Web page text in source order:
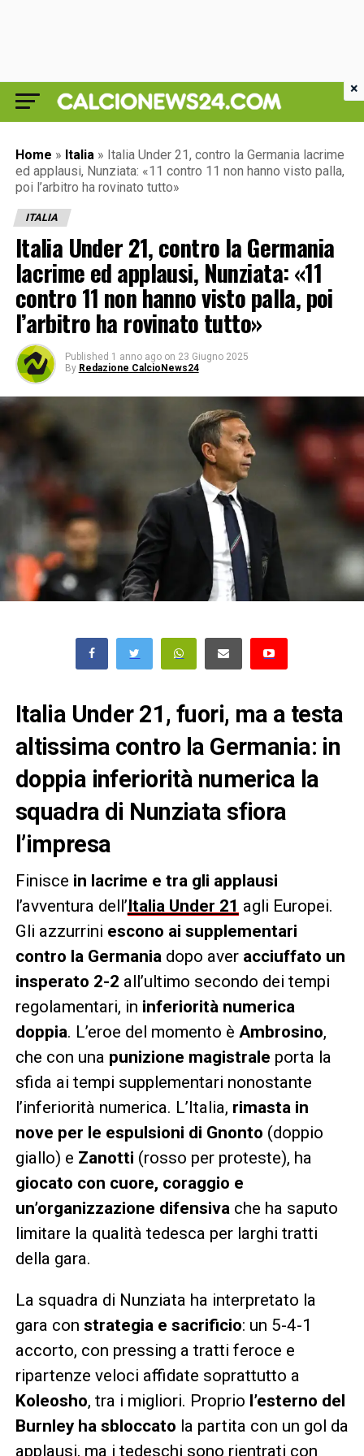
Home » Italia » Italia Under 21, contro la Germania lacrime
ed applausi, Nunziata: «11 contro 11 non hanno visto palla,
poi l’arbitro ha rovinato tutto»
ITALIA
Italia Under 21, contro la Germania
lacrime ed applausi, Nunziata: «11
contro 11 non hanno visto palla, poi
l’arbitro ha rovinato tutto»
Published 1 anno ago on 23 Giugno 2025
By Redazione CalcioNews24
Italia Under 21, fuori, ma a testa
altissima contro la Germania: in
doppia inferiorità numerica la
squadra di Nunziata sfiora
l’impresa
Finisce in lacrime e tra gli applausi
l’avventura dell’Italia Under 21 agli Europei.
Gli azzurrini escono ai supplementari
contro la Germania dopo aver acciuffato un
insperato 2-2 all’ultimo secondo dei tempi
regolamentari, in inferiorità numerica
doppia. L’eroe del momento è Ambrosino,
che con una punizione magistrale porta la
sfida ai tempi supplementari nonostante
l’inferiorità numerica. L’Italia, rimasta in
nove per le espulsioni di Gnonto (doppio
giallo) e Zanotti (rosso per proteste), ha
giocato con cuore, coraggio e
un’organizzazione difensiva che ha saputo
limitare la qualità tedesca per larghi tratti
della gara.
La squadra di Nunziata ha interpretato la
gara con strategia e sacrificio: un 5-4-1
accorto, con pressing a tratti feroce e
ripartenze veloci affidate soprattutto a
Koleosho, tra i migliori. Proprio l’esterno del
Burnley ha sbloccato la partita con un gol da
applausi, ma i tedeschi sono rientrati con
×